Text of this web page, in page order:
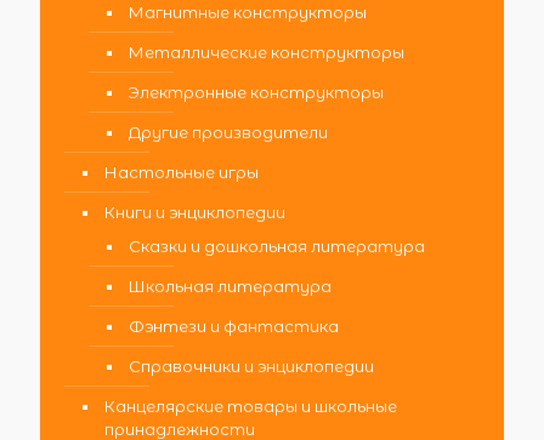
Магнитные конструкторы
Металлические конструкторы
Электронные конструкторы
Другие производители
Настольные игры
Книги и энциклопедии
Сказки и дошкольная литература
Школьная литература
Фэнтези и фантастика
Справочники и энциклопедии
Канцелярские товары и школьные
принадлежности